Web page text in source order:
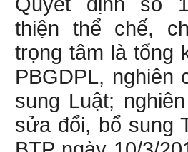
thiện thể chế,
trọng tâm là tổng
PBGDPL,
sung Luật;
sửa đổi, bổ sung